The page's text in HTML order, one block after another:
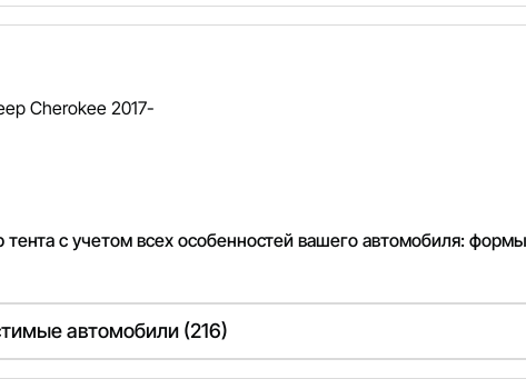
с учетом всех особенностей вашего автомобиля:
автомобили (216)